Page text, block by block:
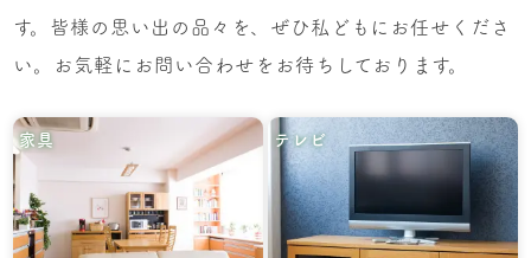
す。皆様の思い出の品々を、ぜひ私どもにお任せくださ
い。お気軽にお問い合わせをお待ちしております。
家具 テレビ